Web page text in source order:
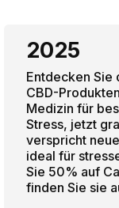
2025
Entdecken Sie
CBD-
Medizin für
Stress, jetzt
verspricht
ideal für
Sie 50% auf
finden Sie sie